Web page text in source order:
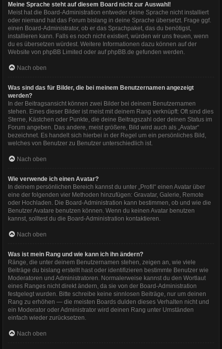
Meine Sprache steht auf diesem Board nicht zur Auswahl!
Meist hat die Board-Administration entweder deine Sprache nicht installiert
oder niemand hat das Forum bislang in deine Sprache übersetzt. Frage ggf.
einen Board-Administrator, ob er das Sprachpaket, das du benötigst,
installieren kann. Falls es noch nicht existiert, würden wir uns freuen, wenn
du es übersetzen würdest. Weitere Informationen dazu können auf der
Website von phpBB Limited oder auf phpBB.de gefunden werden.
Nach oben
Was sind das für Bilder, die bei meinem Benutzernamen angezeigt
werden?
In der Beitragsansicht können zwei Bilder bei deinem Benutzernamen
stehen. Eines dieser Bilder ist meist mit deinem Rang verknüpft: Oft sind dies
Sterne, Kästchen oder Punkte, die deine Beitragszahl oder deinen Status im
Forum angeben. Das andere, meist größere, Bild wird auch als „Avatar“
bezeichnet. Es handelt sich hierbei in der Regel um ein persönliches Bild,
welches von Benutzer zu Benutzer unterschiedlich ist.
Nach oben
Wie verwende ich einen Avatar?
In deinem persönlichen Bereich kannst du unter „Profil“ einen Avatar über
eine der folgenden vier Methoden hinzufügen: Gravatar, Galerie, Remote
oder Hochladen. Die Board-Administration kann bestimmen, ob und wie die
Benutzer Avatare benutzen können. Wenn du keinen Avatar benutzen
kannst, solltest du die Board-Administration kontaktieren.
Nach oben
Was ist mein Rang und wie kann ich ihn ändern?
Ränge, die unter deinem Benutzernamen stehen, zeigen an, wie viele
Beiträge du bislang erstellt hast oder identifizieren bestimmte Benutzer wie
Moderatoren und Administratoren. Normalerweise kannst du den Wortlaut
eines Ranges nicht direkt ändern, da sie von der Board-Administration
festgelegt wurden. Bitte schreibe keine sinnlosen Beiträge, nur um deinen
Rang zu erhöhen — die meisten Boards dulden dieses Verhalten nicht und
ein Moderator oder Administrator wird deinen Rang unter Umständen
einfach wieder zurücksetzen.
Nach oben